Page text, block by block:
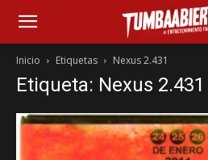
Inicio Etiquetas Nexus 2.431
Etiqueta: Nexus 2.431